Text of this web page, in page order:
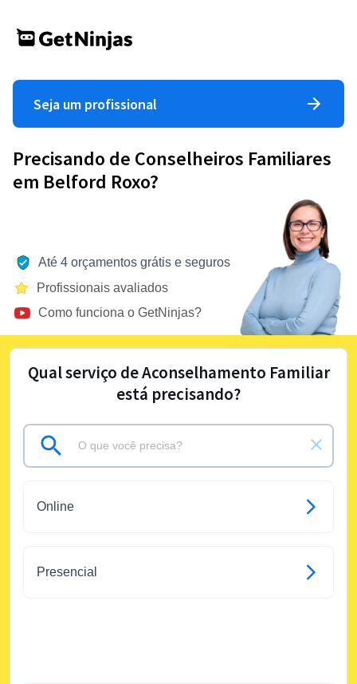
Seja um profissional
Precisando de Conselheiros Familiares
em Belford Roxo?
Até 4 orçamentos grátis e seguros
Profissionais avaliados
Como funciona o GetNinjas?
Qual serviço de Aconselhamento Familiar
está precisando?
Online
Presencial